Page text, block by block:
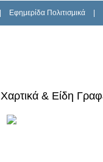
Εφημερίδα Πολιτισμικά
Χαρτικά & Είδη